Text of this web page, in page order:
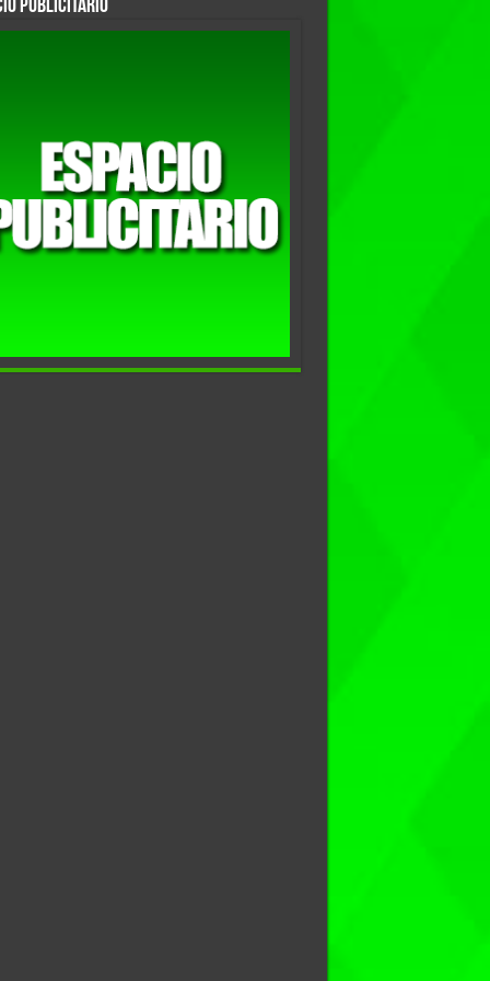
Publicitario